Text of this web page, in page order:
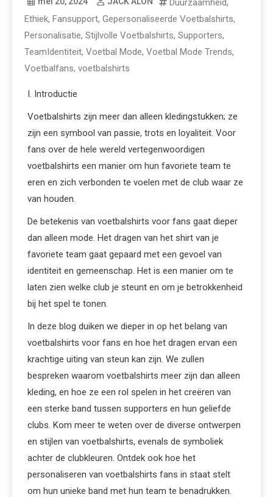
Duurzaamheid,
Ethiek, Fansupport, Gepersonaliseerde Voetbalshirts,
Personalisatie, Stijlvolle Voetbalshirts, Supporters,
TeamIdentiteit, Voetbal Mode, Voetbal Mode Trends,
Voetbalfans, voetbalshirts
I. Introductie
Voetbalshirts zijn meer dan alleen kledingstukken; ze
zijn een symbool van passie, trots en loyaliteit. Voor
fans over de hele wereld vertegenwoordigen
voetbalshirts een manier om hun favoriete team te
eren en zich verbonden te voelen met de club waar ze
van houden.
De betekenis van voetbalshirts voor fans gaat dieper
dan alleen mode. Het dragen van het shirt van je
favoriete team gaat gepaard met een gevoel van
identiteit en gemeenschap. Het is een manier om te
laten zien welke club je steunt en om je betrokkenheid
bij het spel te tonen.
In deze blog duiken we dieper in op het belang van
voetbalshirts voor fans en hoe het dragen ervan een
krachtige uiting van steun kan zijn. We zullen
bespreken waarom voetbalshirts meer zijn dan alleen
kleding, en hoe ze een rol spelen in het creëren van
een sterke band tussen supporters en hun geliefde
clubs. Kom meer te weten over de diverse ontwerpen
en stijlen van voetbalshirts, evenals de symboliek
achter de clubkleuren. Ontdek ook hoe het
personaliseren van voetbalshirts fans in staat stelt
om hun unieke band met hun team te benadrukken.